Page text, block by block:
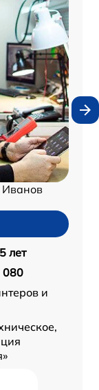
Иванов
5 лет
080
и